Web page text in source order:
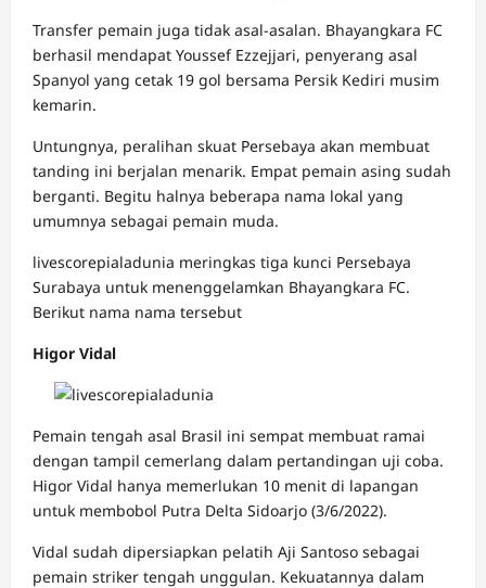
Transfer pemain juga tidak asal-asalan. Bhayangkara FC
berhasil mendapat Youssef Ezzejjari, penyerang asal
Spanyol yang cetak 19 gol bersama Persik Kediri musim
kemarin.
Untungnya, peralihan skuat Persebaya akan membuat
tanding ini berjalan menarik. Empat pemain asing sudah
berganti. Begitu halnya beberapa nama lokal yang
umumnya sebagai pemain muda.
livescorepialadunia meringkas tiga kunci Persebaya
Surabaya untuk menenggelamkan Bhayangkara FC.
Berikut nama nama tersebut
Higor Vidal
Pemain tengah asal Brasil ini sempat membuat ramai
dengan tampil cemerlang dalam pertandingan uji coba.
Higor Vidal hanya memerlukan 10 menit di lapangan
untuk membobol Putra Delta Sidoarjo (3/6/2022).
Vidal sudah dipersiapkan pelatih Aji Santoso sebagai
pemain striker tengah unggulan. Kekuatannya dalam